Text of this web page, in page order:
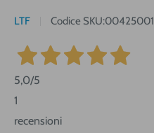
LTF Codice SKU:00425001
5,0/5
1
recensioni